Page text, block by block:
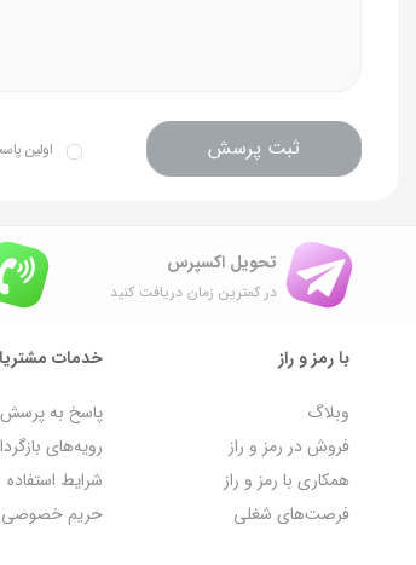
ثبت پرسش اولین
تحویل اکسپرس
در کمترین زمان دریافت کنید
با رمز و راز
وبلاگ
فروش در رمز و راز
همکاری با رمز و راز
فرصت‌های شغلی
خدمات
پاسخ به
رویه‌های
شرایط استفاده
حریم خصوصی